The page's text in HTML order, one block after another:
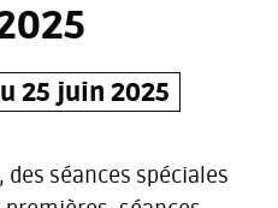
25 juin 2025
séances spéciales